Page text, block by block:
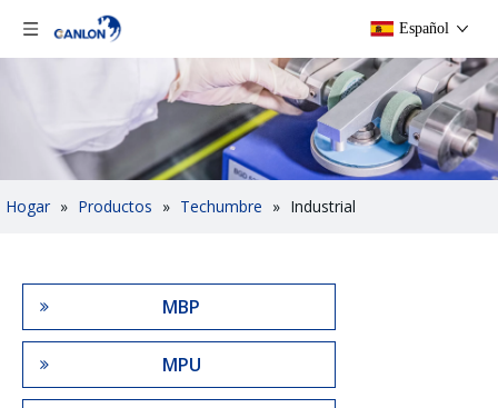
Español
Hogar » Productos » Techumbre » Industrial
MBP
MPU